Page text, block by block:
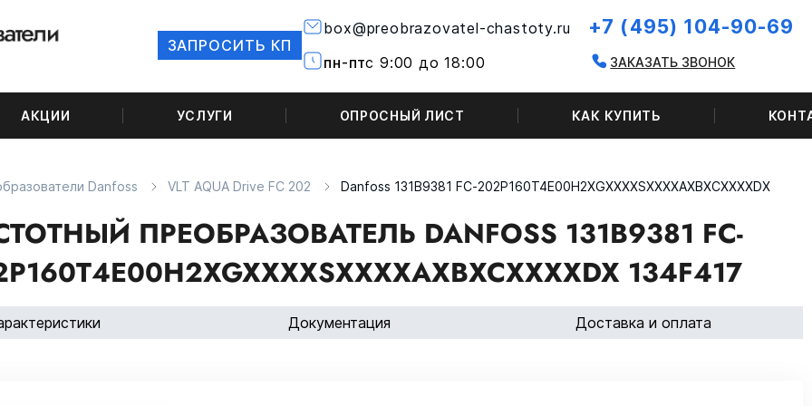
ЗАПРОСИТЬ КП
box@preobrazovatel-chastoty.ru +7 (495) 104-90-69
пн-птс 9:00 до 18:00 ЗАКАЗАТЬ ЗВОНОК
АКЦИИ УСЛУГИ ОПРОСНЫЙ ЛИСТ КАК КУПИТЬ
Danfoss VLT AQUA Drive FC 202 Danfoss 131B9381 FC-202P160T4E00H2XGXXXXSXXXXAXBXCXXXXDX
ПРЕОБРАЗОВАТЕЛЬ DANFOSS 131B9381 FC-
134F417
Документация Доставка и оплата